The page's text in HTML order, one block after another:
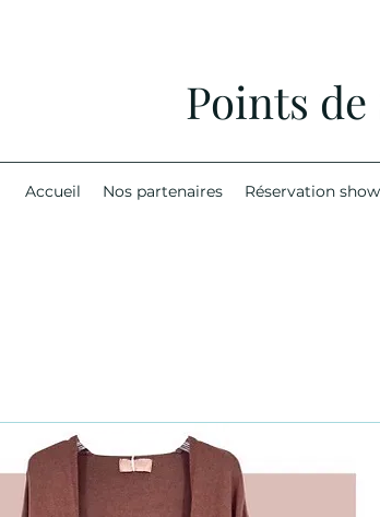
Points
Accueil Nos partenaires Réservation